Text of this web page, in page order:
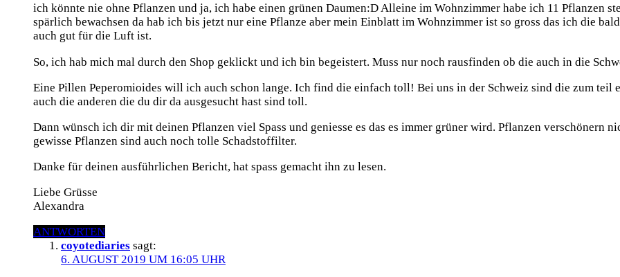
ich könnte nie ohne Pflanzen und ja, ich habe einen grünen Daumen:D Alleine im Wohnzimmer habe ich 11 Pflanzen
spärlich bewachsen da hab ich bis jetzt nur eine Pflanze aber mein Einblatt im Wohnzimmer ist so gross das ich die
auch gut für die Luft ist.
So, ich hab mich mal durch den Shop geklickt und ich bin begeistert. Muss nur noch rausfinden ob die auch in die
Eine Pillen Peperomioides will ich auch schon lange. Ich find die einfach toll! Bei uns in der Schweiz sind die zum
auch die anderen die du dir da ausgesucht hast sind toll.
Dann wünsch ich dir mit deinen Pflanzen viel Spass und geniesse es das es immer grüner wird. Pflanzen verschönern
gewisse Pflanzen sind auch noch tolle Schadstoffilter.
Danke für deinen ausführlichen Bericht, hat spass gemacht ihn zu lesen.
Liebe Grüsse
Alexandra
ANTWORTEN
coyotediaries sagt:
6. AUGUST 2019 UM 16:05 UHR